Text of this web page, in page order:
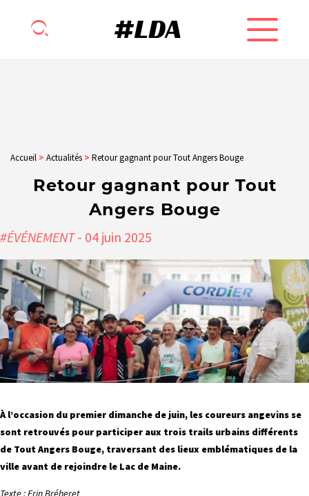
Accueil > Actualités > Retour gagnant pour Tout Angers Bouge
Retour gagnant pour Tout
Angers Bouge
#ÉVÉNEMENT- 04 juin 2025
À l’occasion du premier dimanche de juin, les coureurs angevins se
sont retrouvés pour participer aux trois trails urbains différents
de Tout Angers Bouge, traversant des lieux emblématiques de la
ville avant de rejoindre le Lac de Maine.
Texte : Erin Bréheret